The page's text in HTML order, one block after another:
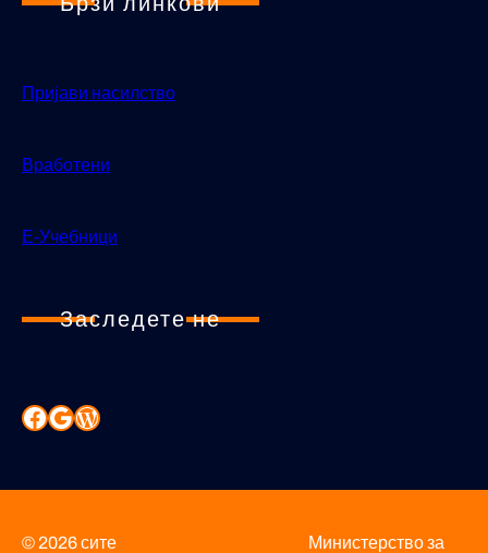
Пријави насилство
Вработени
Е-Учебници
Заследете не
© 2026 сите Министерство за